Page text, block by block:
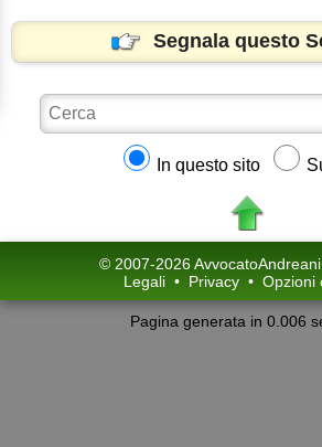
Segnala questo
In questo sito
© 2007-2026
Legali • Privacy • Opzioni
Pagina generata in 0.006